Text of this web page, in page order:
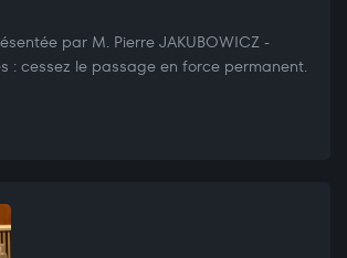
par M. Pierre JAKUBOWICZ -
: cessez le passage en force permanent.